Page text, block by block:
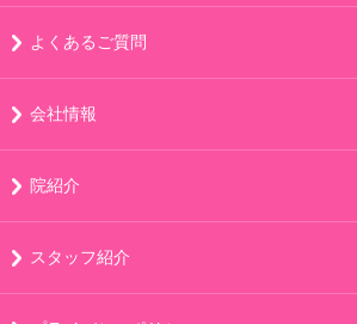
よくあるご質問
会社情報
院紹介
スタッフ紹介